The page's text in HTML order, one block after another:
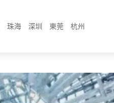
珠海 深圳 東莞 杭州